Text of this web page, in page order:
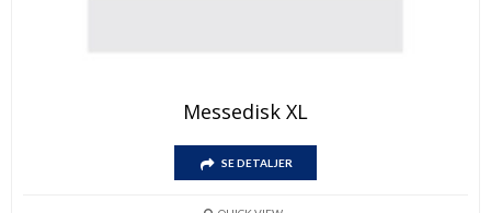
Messedisk XL
SE DETALJER